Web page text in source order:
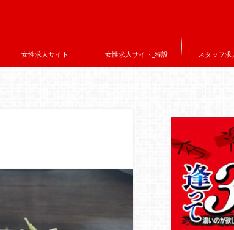
女性求人サイト 女性求人サイト_特設 スタッフ求